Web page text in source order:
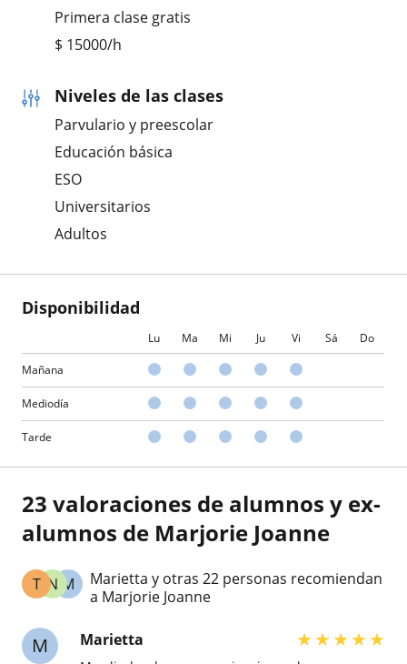
Primera clase gratis
$ 15000/h
Niveles de las clases
Parvulario y preescolar
Educación básica
ESO
Universitarios
Adultos
Disponibilidad
Lu Ma Mi Ju Vi Sá Do
Mañana
Mediodía
Tarde
23 valoraciones de alumnos y ex-
alumnos de Marjorie Joanne
M
N
T
Marietta y otras 22 personas recomiendan
a Marjorie Joanne
M Marietta ★★★★★